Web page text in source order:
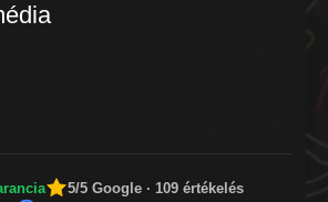
5/5 Google · 109 értékelés